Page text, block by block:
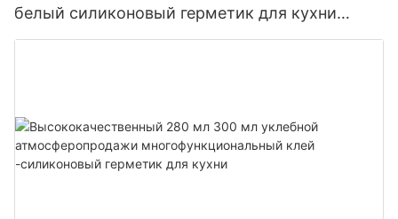
белый силиконовый герметик для кухни
ванной комнаты